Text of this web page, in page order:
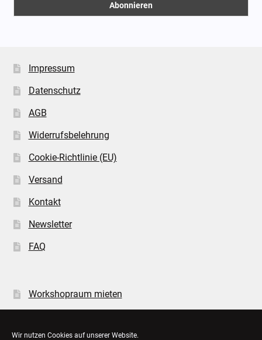
Wir nutzen Cookies auf unserer Website.
Impressum
Datenschutz
AGB
Widerrufsbelehrung
Cookie-Richtlinie (EU)
Versand
Kontakt
Newsletter
FAQ
Workshopraum mieten